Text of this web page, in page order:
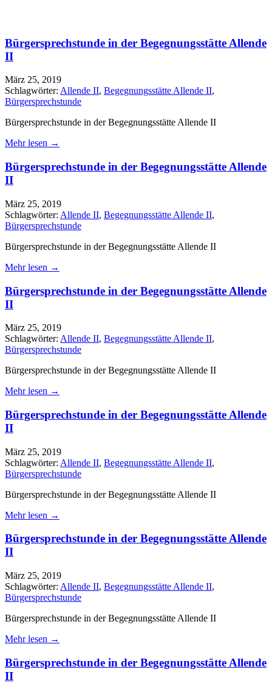
Bürgersprechstunde in der Begegnungsstätte Allende
II
März 25, 2019
Schlagwörter: Allende II, Begegnungsstätte Allende II,
Bürgersprechstunde
Bürgersprechstunde in der Begegnungsstätte Allende II
Mehr lesen →
Bürgersprechstunde in der Begegnungsstätte Allende
II
März 25, 2019
Schlagwörter: Allende II, Begegnungsstätte Allende II,
Bürgersprechstunde
Bürgersprechstunde in der Begegnungsstätte Allende II
Mehr lesen →
Bürgersprechstunde in der Begegnungsstätte Allende
II
März 25, 2019
Schlagwörter: Allende II, Begegnungsstätte Allende II,
Bürgersprechstunde
Bürgersprechstunde in der Begegnungsstätte Allende II
Mehr lesen →
Bürgersprechstunde in der Begegnungsstätte Allende
II
März 25, 2019
Schlagwörter: Allende II, Begegnungsstätte Allende II,
Bürgersprechstunde
Bürgersprechstunde in der Begegnungsstätte Allende II
Mehr lesen →
Bürgersprechstunde in der Begegnungsstätte Allende
II
März 25, 2019
Schlagwörter: Allende II, Begegnungsstätte Allende II,
Bürgersprechstunde
Bürgersprechstunde in der Begegnungsstätte Allende II
Mehr lesen →
Bürgersprechstunde in der Begegnungsstätte Allende
II